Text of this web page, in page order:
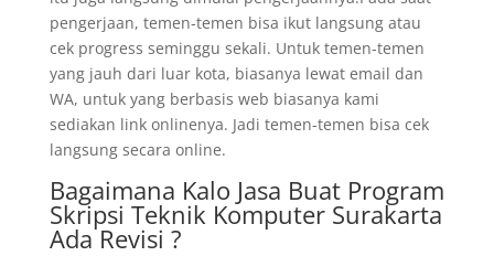
pengerjaan, temen-temen bisa ikut langsung atau
cek progress seminggu sekali. Untuk temen-temen
yang jauh dari luar kota, biasanya lewat email dan
WA, untuk yang berbasis web biasanya kami
sediakan link onlinenya. Jadi temen-temen bisa cek
langsung secara online.
Bagaimana Kalo Jasa Buat Program
Skripsi Teknik Komputer Surakarta
Ada Revisi ?